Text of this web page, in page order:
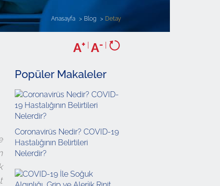
Anasayfa Blog Detay
A+ | A- |
Popüler Makaleler
Coronavirüs Nedir? COVID-19
Hastalığının Belirtileri
Nelerdir?